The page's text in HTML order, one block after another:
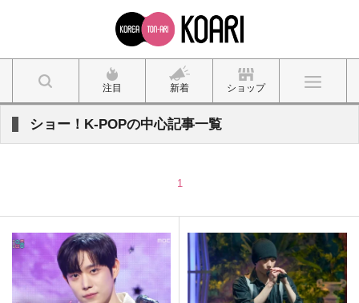
注目 新着 ショップ
ショー！K-POPの中心記事一覧
1